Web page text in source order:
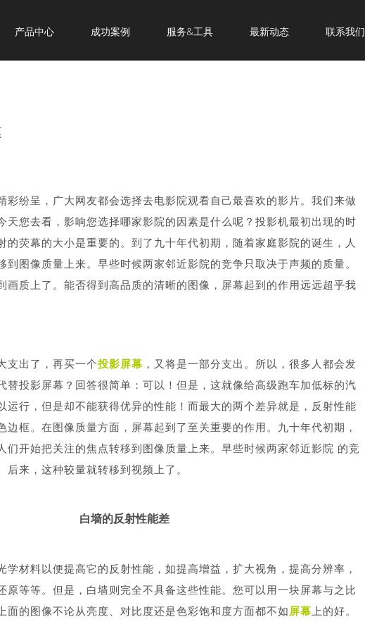
产品中心 成功案例 服务&工具 最新动态 联系我们
彩纷呈，广大网友都会选择去电影院观看自己最喜欢的影片。我们来做
天您去看，影响您选择哪家影院的因素是什么呢？投影机最初出现的时
的荧幕的大小是重要的。到了九十年代初期，随着家庭影院的诞生，人
到图像质量上来。早些时候两家邻近影院的竞争只取决于声频的质量。
画质上了。能否得到高品质的清晰的图像，屏幕起到的作用远远超乎我
支出了，再买一个投影屏幕 ，又将是一部分支出。所以，很多人都会发
替投影屏幕？回答很简单：可以！但是，这就像给高级跑车加低标的汽
运行，但是却不能获得优异的性能！而最大的两个差异就是，反射性能
边框。在图像质量方面，屏幕起到了至关重要的作用。九十年代初期，
们开始把关注的焦点转移到图像质量上来。早些时候两家邻近影院 的竞
来，这种较量就转移到视频上了。
白墙的反射性能差
学材料以便提高它的反射性能，如提高增益，扩大视角，提高分辨率，
原等等。但是，白墙则完全不具备这些性能。您可以用一块屏幕与之比
面的图像不论从亮度、对比度还是色彩饱和度方面都不如屏幕上的好。